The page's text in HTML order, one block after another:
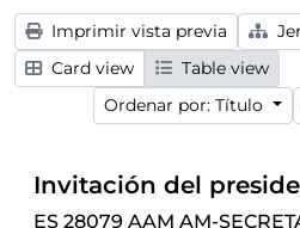
Imprimir vista previa
Card view
Table view
Ordenar por: Título
ES 28079 AAM AM-